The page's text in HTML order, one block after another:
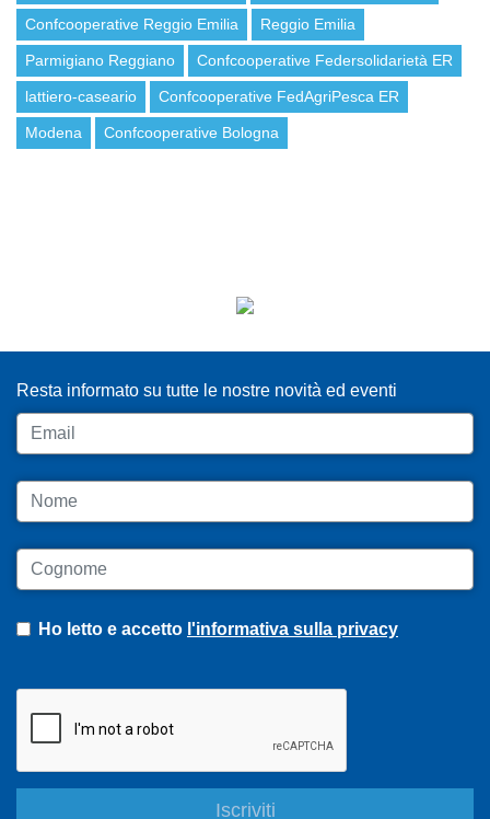
Confcooperative Reggio Emilia Reggio Emilia
Parmigiano Reggiano Confcooperative Federsolidarietà ER
lattiero-caseario Confcooperative FedAgriPesca ER
Modena Confcooperative Bologna
Resta informato su tutte le nostre novità ed eventi
Email
Nome
Cognome
Ho letto e accetto l'informativa sulla privacy